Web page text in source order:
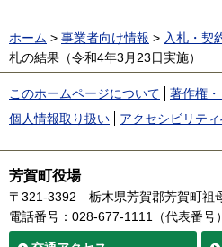
ホーム > 事業者向け情報 > 入札・契
札の結果（令和4年3月23日実施）
このホームページについて 著作権
個人情報取り扱い
アクセシビリテ
芳賀町役場
〒321-3392
栃木県芳賀郡芳賀町祖
電話番号：028-677-1111（代表番号）